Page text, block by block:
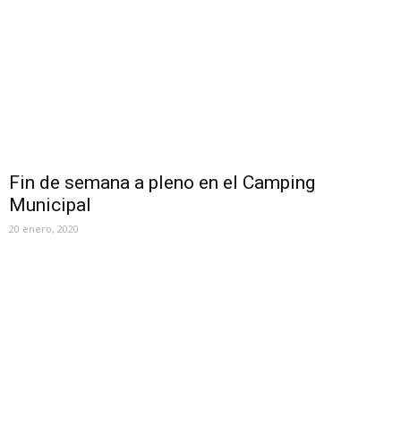
Fin de semana a pleno en el Camping
Municipal
20 enero, 2020